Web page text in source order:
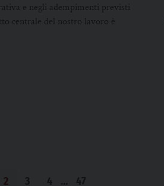
e negli adempimenti previsti
centrale del nostro lavoro è
2 3 4 … 47